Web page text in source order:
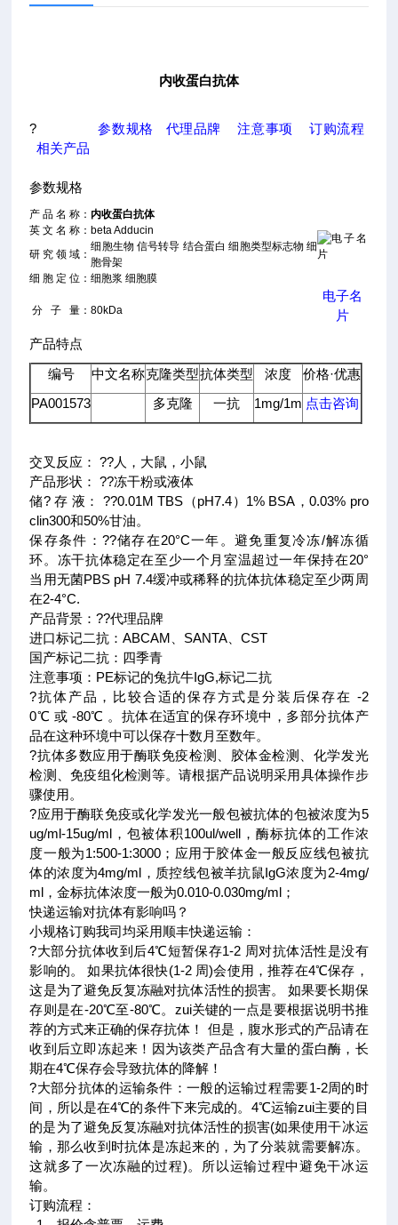
内收蛋白抗体
?参数规格 代理品牌 注意事项
订购流程
相关产品
参数规格
产 品 名 称： 内收蛋白抗体
英 文 名 称： beta Adducin
研 究 领 域：
细胞生物 信号转导 结合蛋白 细胞类型标志物 细
胞骨架
细 胞 定 位：细胞浆 细胞膜
分 子 量：80kDa
电子名
片
产品特点
编号
中文名称克隆类型抗体类型 浓度
价格·优惠
PA001573
多克隆 一抗 1mg/1m 点击咨询
交叉反应： ??人，大鼠，小鼠
产品形状： ??冻干粉或液体
储? 存 液： ??0.01M TBS（pH7.4）1% BSA，0.03% pro
clin300和50%甘油。
保存条件：??储存在20°C一年。避免重复冷冻/解冻循
环。冻干抗体稳定在至少一个月室温超过一年保持在20°
当用无菌PBS pH 7.4缓冲或稀释的抗体抗体稳定至少两周
在2-4°C.
产品背景：??代理品牌
进口标记二抗：ABCAM、SANTA、CST
国产标记二抗：四季青
注意事项 ：PE标记的兔抗牛IgG,标记二抗
?抗体产品，比较合适的保存方式是分装后保存在 -2
0℃ 或 -80℃ 。抗体在适宜的保存环境中，多部分抗体产
品在这种环境中可以保存十数月至数年。
?抗体多数应用于酶联免疫检测、胶体金检测、化学发光
检测、免疫组化检测等。请根据产品说明采用具体操作步
骤使用。
?应用于酶联免疫或化学发光一般包被抗体的包被浓度为5
ug/ml-15ug/ml，包被体积100ul/well，酶标抗体的工作浓
度一般为1:500-1:3000；应用于胶体金一般反应线包被抗
体的浓度为4mg/ml，质控线包被羊抗鼠IgG浓度为2-4mg/
ml，金标抗体浓度一般为0.010-0.030mg/ml；
快递运输对抗体有影响吗？
小规格订购我司均采用顺丰快递运输：
?大部分抗体收到后4℃短暂保存1-2 周对抗体活性是没有
影响的。 如果抗体很快(1-2 周)会使用，推荐在4℃保存，
这是为了避免反复冻融对抗体活性的损害。 如果要长期保
存则是在-20℃至-80℃。zui关键的一点是要根据说明书推
荐的方式来正确的保存抗体！ 但是，腹水形式的产品请在
收到后立即冻起来！因为该类产品含有大量的蛋白酶，长
期在4℃保存会导致抗体的降解！
?大部分抗体的运输条件：一般的运输过程需要1-2周的时
间，所以是在4℃的条件下来完成的。4℃运输zui主要的目
的是为了避免反复冻融对抗体活性的损害(如果使用干冰运
输，那么收到时抗体是冻起来的，为了分装就需要解冻。
这就多了一次冻融的过程)。所以运输过程中避免干冰运
输。
订购流程 ：